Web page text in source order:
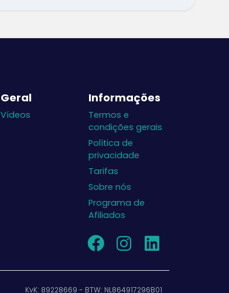
Geral
Vídeos
Informações
Termos e
condições gerais
Política de
privacidade
Tarifas
Sobre nós
Programa de
Afiliados
KvK: 89228669 - BTW: NL864917296B01